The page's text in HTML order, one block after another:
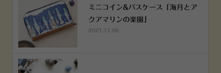
ミニコイン&パスケース「海月とア
クアマリンの楽園」
2021.11.06